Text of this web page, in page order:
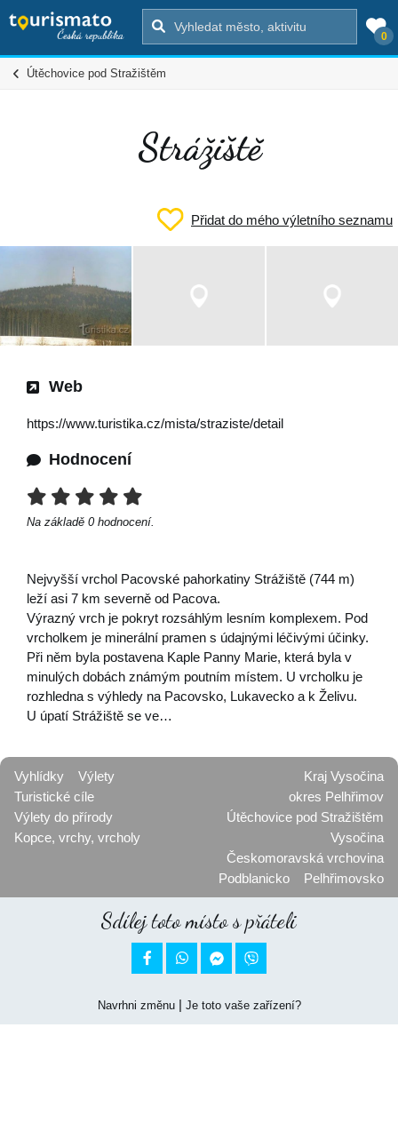
0
Útěchovice pod Stražištěm
Strážiště
Přidat do mého výletního seznamu
Web
https://www.turistika.cz/mista/straziste/detail
Hodnocení
Na základě 0 hodnocení.
Nejvyšší vrchol Pacovské pahorkatiny Strážiště (744 m)
leží asi 7 km severně od Pacova.
Výrazný vrch je pokryt rozsáhlým lesním komplexem. Pod
vrcholkem je minerální pramen s údajnými léčivými účinky.
Při něm byla postavena Kaple Panny Marie, která byla v
minulých dobách známým poutním místem. U vrcholku je
rozhledna s výhledy na Pacovsko, Lukavecko a k Želivu.
U úpatí Strážiště se ve…
Vyhlídky
Výlety
Turistické cíle
Výlety do přírody
Kopce, vrchy, vrcholy
Kraj Vysočina
okres Pelhřimov
Útěchovice pod Stražištěm
Vysočina
Českomoravská vrchovina
Podblanicko
Pelhřimovsko
Sdílej toto místo s přáteli
 
Navrhni změnu| Je toto vaše zařízení?